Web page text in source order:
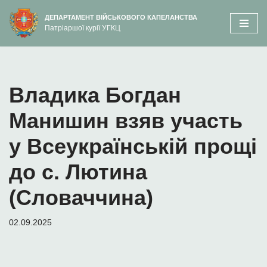
вмісту
Перейти
до
ДЕПАРТАМЕНТ ВІЙСЬКОВОГО КАПЕЛАНСТВА
Патріаршої курії УГКЦ
Владика Богдан
Манишин взяв участь
у Всеукраїнській прощі
до с. Лютина
(Словаччина)
02.09.2025